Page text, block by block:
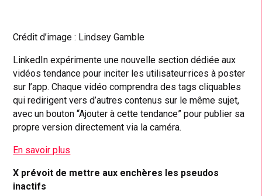
Crédit d’image : Lindsey Gamble
LinkedIn expérimente une nouvelle section dédiée aux
vidéos tendance pour inciter les utilisateur·rices à poster
sur l’app. Chaque vidéo comprendra des tags cliquables
qui redirigent vers d’autres contenus sur le même sujet,
avec un bouton “Ajouter à cette tendance” pour publier sa
propre version directement via la caméra.
En savoir plus
X prévoit de mettre aux enchères les pseudos
inactifs